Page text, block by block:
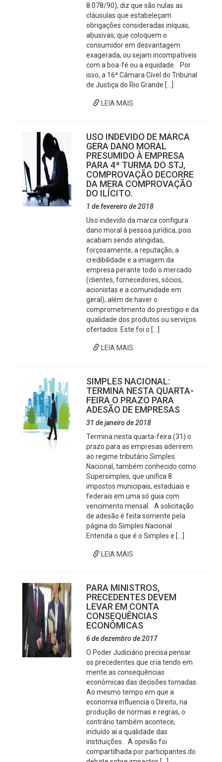
8.078/90), diz que são nulas as
cláusulas que estabeleçam
obrigações consideradas iníquas,
abusivas, que coloquem o
consumidor em desvantagem
exagerada, ou sejam incompatíveis
com a boa-fé ou a equidade. Por
isso, a 16ª Câmara Cível do Tribunal
de Justiça do Rio Grande […]
LEIA MAIS
USO INDEVIDO DE MARCA
GERA DANO MORAL
PRESUMIDO À EMPRESA
PARA 4ª TURMA DO STJ,
COMPROVAÇÃO DECORRE
DA MERA COMPROVAÇÃO
DO ILÍCITO.
1 de fevereiro de 2018
Uso indevido da marca configura
dano moral à pessoa jurídica, pois
acabam sendo atingidas,
forçosamente, a reputação, a
credibilidade e a imagem da
empresa perante todo o mercado
(clientes, fornecedores, sócios,
acionistas e a comunidade em
geral), além de haver o
comprometimento do prestígio e da
qualidade dos produtos ou serviços
ofertados. Este foi o […]
LEIA MAIS
SIMPLES NACIONAL:
TERMINA NESTA QUARTA-
FEIRA O PRAZO PARA
ADESÃO DE EMPRESAS
31 de janeiro de 2018
Termina nesta quarta-feira (31) o
prazo para as empresas aderirem
ao regime tributário Simples
Nacional, também conhecido como
Supersimples, que unifica 8
impostos municipais, estaduais e
federais em uma só guia com
vencimento mensal. A solicitação
de adesão é feita somente pela
página do Simples Nacional
Entenda o que é o Simples e […]
LEIA MAIS
PARA MINISTROS,
PRECEDENTES DEVEM
LEVAR EM CONTA
CONSEQUÊNCIAS
ECONÔMICAS
6 de dezembro de 2017
O Poder Judiciário precisa pensar
os precedentes que cria tendo em
mente as consequências
econômicas das decisões tomadas.
Ao mesmo tempo em que a
economia influencia o Direito, na
produção de normas e regras, o
contrário também acontece,
incluído aí a qualidade das
instituições. A opinião foi
compartilhada por participantes do